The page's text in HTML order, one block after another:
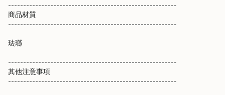
--------------------------------------------------------
商品材質
--------------------------------------------------------
珐瑯
--------------------------------------------------------
其他注意事項
--------------------------------------------------------